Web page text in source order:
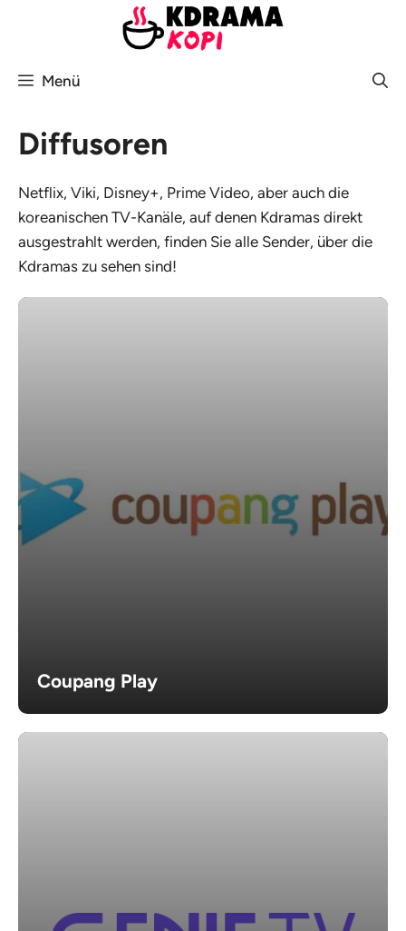
Menü
Diffusoren
Netflix, Viki, Disney+, Prime Video, aber auch die
koreanischen TV-Kanäle, auf denen Kdramas direkt
ausgestrahlt werden, finden Sie alle Sender, über die
Kdramas zu sehen sind!
Coupang Play